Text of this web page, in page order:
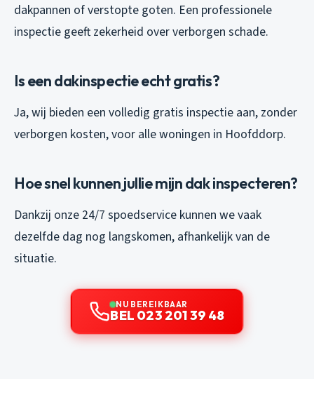
dakpannen of verstopte goten. Een professionele
inspectie geeft zekerheid over verborgen schade.
Is een dakinspectie echt gratis?
Ja, wij bieden een volledig gratis inspectie aan, zonder
verborgen kosten, voor alle woningen in Hoofddorp.
Hoe snel kunnen jullie mijn dak inspecteren?
Dankzij onze 24/7 spoedservice kunnen we vaak
dezelfde dag nog langskomen, afhankelijk van de
situatie.
NU BEREIKBAAR
BEL 023 201 39 48